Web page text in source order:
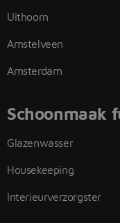
Uithoorn
Amstelveen
Amsterdam
Schoonmaak
Glazenwasser
Housekeeping
Interieurverzorgster